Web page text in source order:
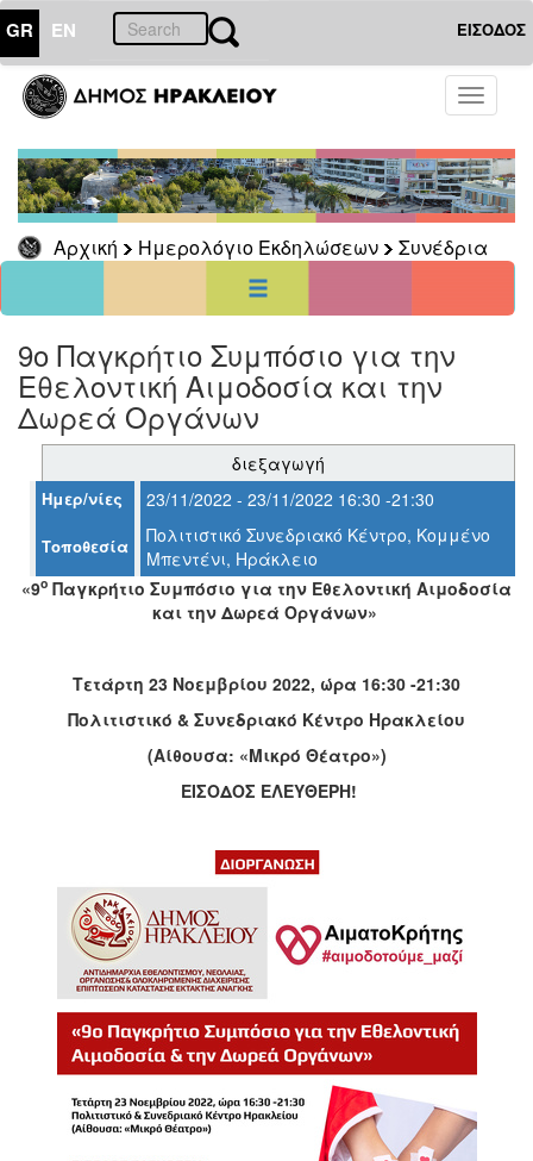
GR EN ΕΙΣΟΔΟΣ
Toggle
Αρχική Ημερολόγιο Εκδηλώσεων Συνέδρια
01Νοέμβριος
2022
Κυρ Δευ Τρι Τετ Πεμ Παρ Σαβ
1 2 3 4
5
6
13
14 15 16 17 18
19
26
ΗΜΕΡΟΛΟΓΙΟ
ΕΚΔΗΛΩΣΕΩΝ
Συνέδρια
ΤΟΠΟΣ
ΜΑΣ
ΠΟΛΙΤΙΣΜΟΣ
9ο Παγκρήτιο Συμπόσιο για την
Εθελοντική Αιμοδοσία και την
Δωρεά Οργάνων
διεξαγωγή
Ημερ/νίες 23/11/2022 - 23/11/2022 16:30 -21:30
Τοποθεσία
Πολιτιστικό Συνεδριακό Κέντρο, Κομμένο
Μπεντένι, Ηράκλειο
«9ο Παγκρήτιο Συμπόσιο για την Εθελοντική Αιμοδοσία
και την Δωρεά Οργάνων»
Τετάρτη 23 Νοεμβρίου 2022, ώρα 16:30 -21:30
Πολιτιστικό & Συνεδριακό Κέντρο Ηρακλείου
(Αίθουσα: «Μικρό Θέατρο»)
ΕΙΣΟΔΟΣ ΕΛΕΥΘΕΡΗ!